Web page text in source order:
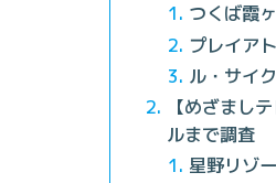
つくば霞
プレイア
ル・サイク
【めざまし
ルまで調査
星野リゾ